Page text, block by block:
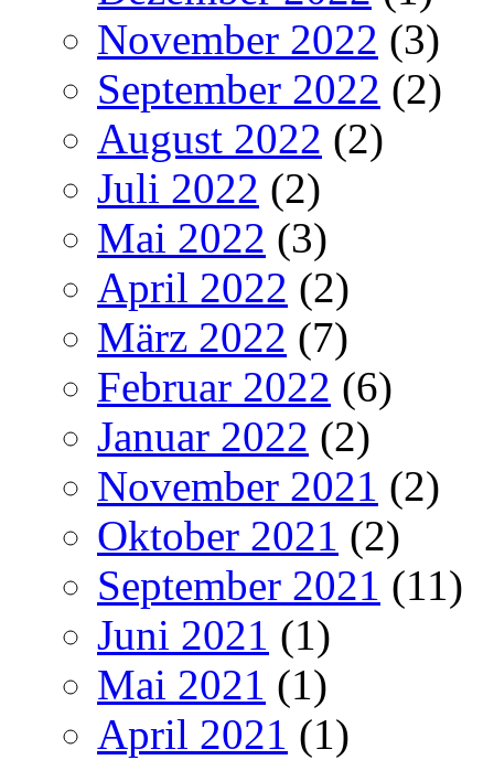
November 2022 (3)
September 2022 (2)
August 2022 (2)
Juli 2022 (2)
Mai 2022 (3)
April 2022 (2)
März 2022 (7)
Februar 2022 (6)
Januar 2022 (2)
November 2021 (2)
Oktober 2021 (2)
September 2021 (11)
Juni 2021 (1)
Mai 2021 (1)
April 2021 (1)